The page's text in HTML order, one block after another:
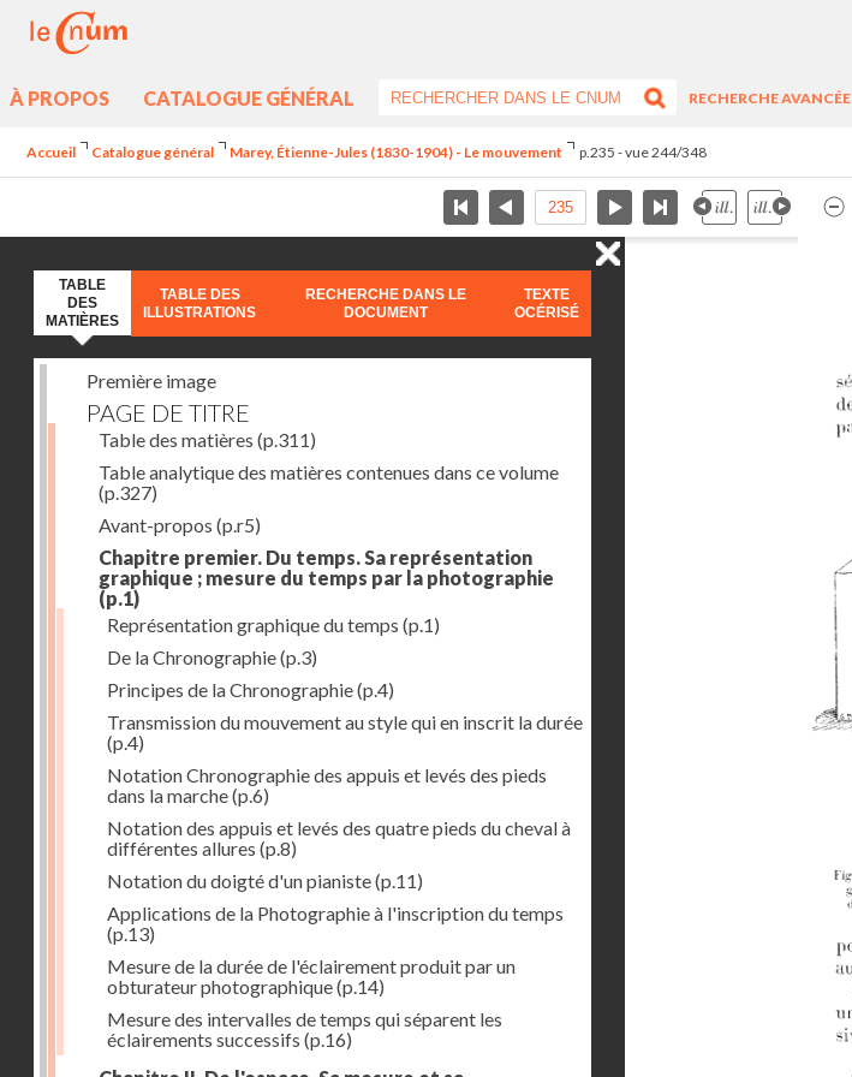
À PROPOS CATALOGUE GÉNÉRAL
RECHERCHE AVANCÉE
Accueil Catalogue général Marey, Étienne-Jules (1830-1904) - Le mouvement p.235 - vue 244/348
TABLE
DES
MATIÈRES
TABLE DES
ILLUSTRATIONS
RECHERCHE DANS LE
DOCUMENT
TEXTE
OCÉRISÉ
Première image
PAGE DE TITRE
Table des matières (p.311)
Table analytique des matières contenues dans ce volume
(p.327)
Avant-propos (p.r5)
Chapitre premier. Du temps. Sa représentation
graphique ; mesure du temps par la photographie
(p.1)
Représentation graphique du temps (p.1)
De la Chronographie(p.3)
Principes de la Chronographie(p.4)
Transmission du mouvement au style qui en inscrit la durée
(p.4)
Notation Chronographie des appuis et levés des pieds
dans la marche(p.6)
Notation des appuis et levés des quatre pieds du cheval à
différentes allures (p.8)
Notation du doigté d'un pianiste(p.11)
Applications de la Photographie à l'inscription du temps
(p.13)
Mesure de la durée de l'éclairement produit par un
obturateur photographique(p.14)
Mesure des intervalles de temps qui séparent les
éclairements successifs (p.16)